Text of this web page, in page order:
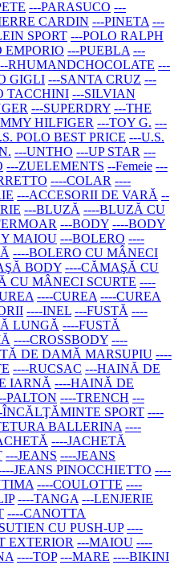
---PARASUCO ---
CARDIN ---PINETA ---
SPORT ---POLO RALPH
EMPORIO ---PUEBLA ---
RHUMANDCHOCOLATE ---
GIGLI ---SANTA CRUZ ---
TACCHINI ---SILVIAN
---SUPERDRY ---THE
HILFIGER ---TOY G. ---
POLO BEST PRICE ---U.S.
---UNTHO ---UP STAR ---
---ZUELEMENTS --Femeie ---
----COLAR ----
---ACCESORII DE VARĂ --
---BLUZĂ ----BLUZĂ CU
---BODY ----BODY
MAIOU ---BOLERO ----
----BOLERO CU MÂNECI
BODY ----CĂMAŞĂ CU
CU MÂNECI SCURTE ----
----CUREA ----CUREA
----INEL ---FUSTĂ ----
LUNGĂ ----FUSTĂ
----CROSSBODY ----
DE DAMĂ MARSUPIU ----
----RUCSAC ---HAINĂ DE
IARNĂ ----HAINĂ DE
PALTON ----TRENCH ---
ÎNCĂLŢĂMINTE SPORT ----
BALLERINA ----
----JACHETĂ
---JEANS ----JEANS
JEANS PINOCCHIETTO ----
----COULOTTE ----
----TANGA ---LENJERIE
----CANOTTA
CU PUSH-UP ----
EXTERIOR ---MAIOU ----
----TOP ---MARE ----BIKINI